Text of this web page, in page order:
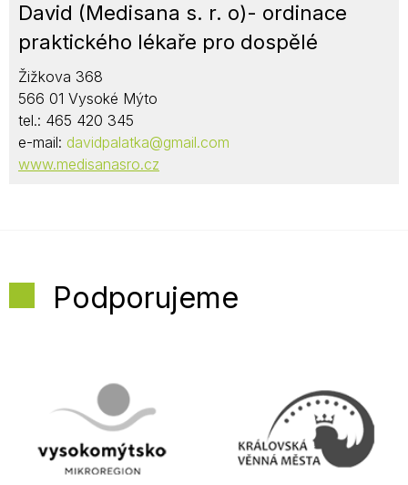
David (Medisana s. r. o)- ordinace
praktického lékaře pro dospělé
Žižkova 368
566 01 Vysoké Mýto
tel.: 465 420 345
e-mail: davidpalatka@gmail.com
www.medisanasro.cz
Podporujeme